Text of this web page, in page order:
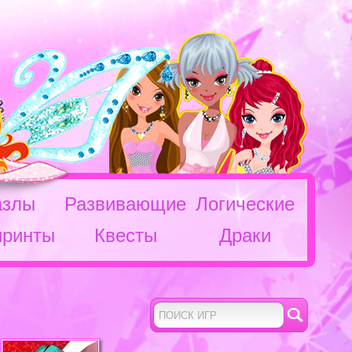
Развивающие Логические
Квесты Драки